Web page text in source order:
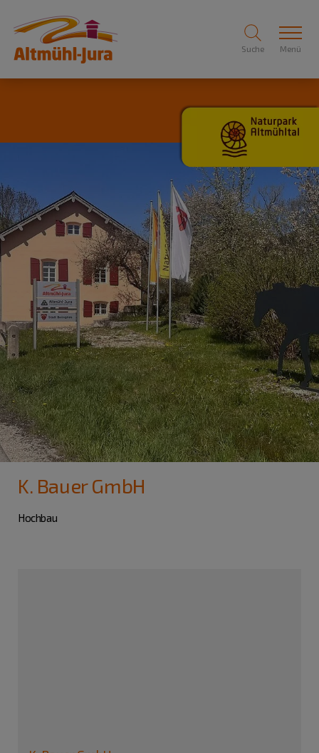
Suche Menü
K. Bauer GmbH
Hochbau